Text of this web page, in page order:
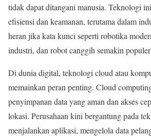
tidak dapat ditangani manusia. Teknologi
efisiensi dan keamanan, terutama dalam
heran jika kata kunci seperti robotika
industri, dan robot canggih semakin
Di dunia digital, teknologi cloud atau
memainkan peran penting. Cloud
penyimpanan data yang aman dan akses
lokasi. Perusahaan kini bergantung pada
menjalankan aplikasi, mengelola data